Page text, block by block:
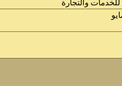
والتجارة